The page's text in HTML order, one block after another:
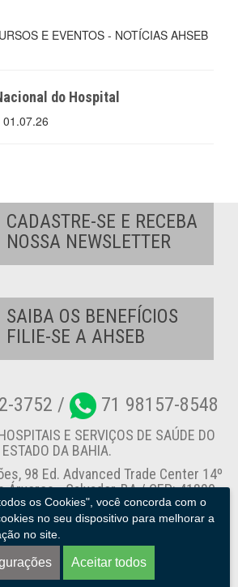
E EVENTOS - NOTÍCIAS AHSEB
do Hospital
01.07.26
os Cookies", você concorda com o
no seu dispositivo para melhorar a
no site.
Aceitar todos
CADASTRE-SE E RECEBA
NOSSA NEWSLETTER
SAIBA OS BENEFÍCIOS
FILIE-SE A AHSEB
3752 / 71 98157-8548
E SERVIÇOS DE SAÚDE DO
ESTADO DA BAHIA.
98 Ed. Advanced Trade Center 14º
Árvores - Salvador-BA / CEP: 41820-
774
Canal de Denúncia
- 2026. Todos os direitos reservados.